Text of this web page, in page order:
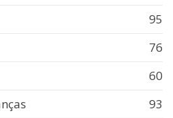
95
76
60
93